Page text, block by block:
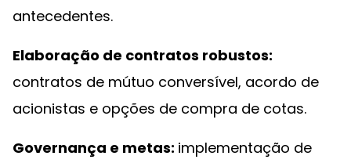
antecedentes.
Elaboração de contratos robustos:
contratos de mútuo conversível, acordo de
acionistas e opções de compra de cotas.
Governança e metas: implementação de